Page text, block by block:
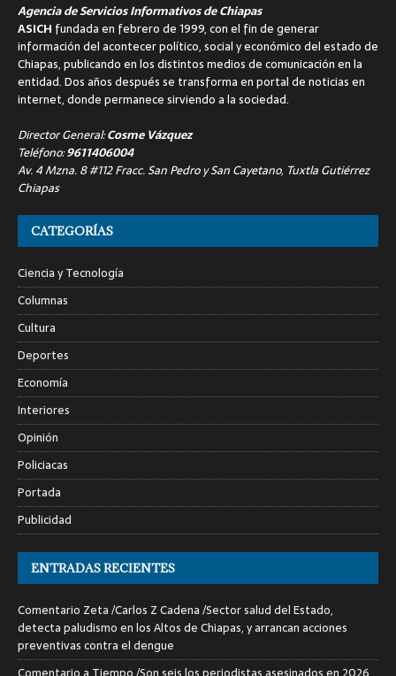
Agencia de Servicios Informativos de Chiapas
ASICH fundada en febrero de 1999, con el fin de generar
información del acontecer político, social y económico del estado de
Chiapas, publicando en los distintos medios de comunicación en la
entidad. Dos años después se transforma en portal de noticias en
internet, donde permanece sirviendo a la sociedad.
Director General:Cosme Vázquez
Teléfono:9611406004
Av. 4 Mzna. 8 #112 Fracc. San Pedro y San Cayetano, Tuxtla Gutiérrez
Chiapas
CATEGORÍAS
Ciencia y Tecnología
Columnas
Cultura
Deportes
Economía
Interiores
Opinión
Policiacas
Portada
Publicidad
ENTRADAS RECIENTES
Comentario Zeta /Carlos Z Cadena /Sector salud del Estado,
detecta paludismo en los Altos de Chiapas, y arrancan acciones
preventivas contra el dengue